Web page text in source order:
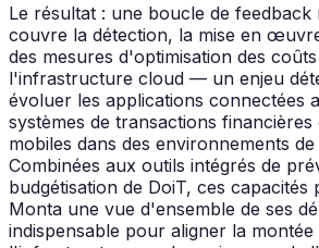
Le résultat : une boucle de feedback
couvre la détection, la mise en
des mesures d'optimisation des
l'infrastructure cloud — un enjeu
évoluer les applications connectées
systèmes de transactions financières
mobiles dans des environnements
Combinées aux outils intégrés de
budgétisation de DoiT, ces
Monta une vue d'ensemble de ses
indispensable pour aligner la